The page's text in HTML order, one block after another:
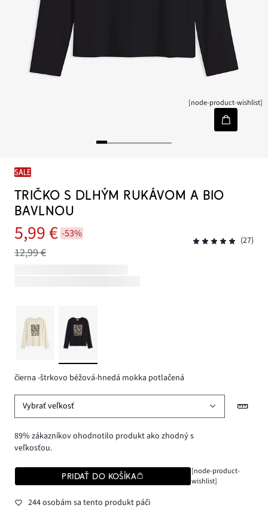
[node-product-wishlist]
SALE
TRIČKO S DLHÝM RUKÁVOM A BIO
BAVLNOU
5,99 € -53%
12,99 €
(27)
čierna -štrkovo béžová-hnedá mokka potlačená
Vybrať veľkosť
89% zákazníkov ohodnotilo produkt ako zhodný s
veľkosťou.
PRIDAŤ DO KOŠÍKA
[node-product-
wishlist]
244 osobám sa tento produkt páči